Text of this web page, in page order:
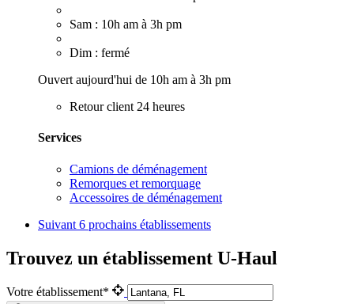
Sam : 10h am à 3h pm
Dim : fermé
Ouvert aujourd'hui de 10h am à 3h pm
Retour client 24 heures
Services
Camions de déménagement
Remorques et remorquage
Accessoires de déménagement
Suivant 6 prochains établissements
Trouvez un établissement U-Haul
Votre établissement*